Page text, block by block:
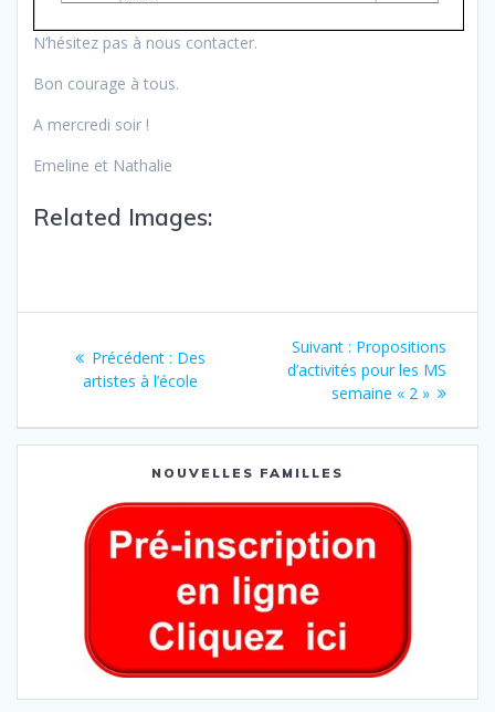
N’hésitez pas à nous contacter.
Bon courage à tous.
A mercredi soir !
Emeline et Nathalie
Related Images:
Précédent : Des
artistes à l’école
Suivant : Propositions
d’activités pour les MS
semaine « 2 »
NOUVELLES FAMILLES